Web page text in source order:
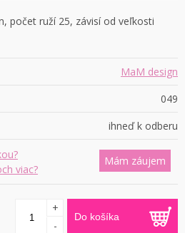
počet ruží 25, závisí od veľkosti
MaM design
049
ihneď k odberu
viac?
Mám záujem
Do košíka
+
-